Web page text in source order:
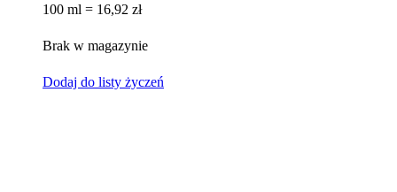
100 ml = 16,92 zł
Brak w magazynie
Dodaj do listy życzeń